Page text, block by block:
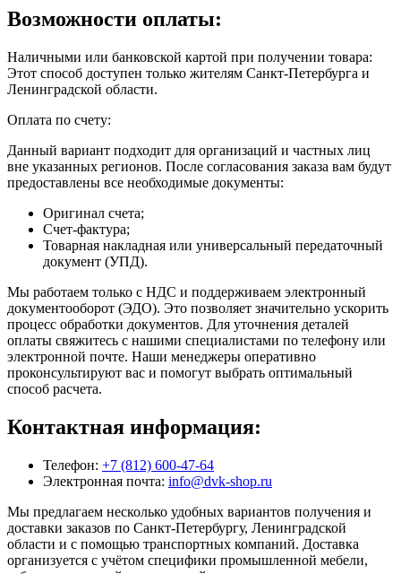
Возможности оплаты:
Наличными или банковской картой при получении товара:
Этот способ доступен только жителям Санкт-Петербурга и
Ленинградской области.
Оплата по счету:
Данный вариант подходит для организаций и частных лиц
вне указанных регионов. После согласования заказа вам будут
предоставлены все необходимые документы:
Оригинал счета;
Счет-фактура;
Товарная накладная или универсальный передаточный
документ (УПД).
Мы работаем только с НДС и поддерживаем электронный
документооборот (ЭДО). Это позволяет значительно ускорить
процесс обработки документов. Для уточнения деталей
оплаты свяжитесь с нашими специалистами по телефону или
электронной почте. Наши менеджеры оперативно
проконсультируют вас и помогут выбрать оптимальный
способ расчета.
Контактная информация:
Телефон: +7 (812) 600-47-64
Электронная почта: info@dvk-shop.ru
Мы предлагаем несколько удобных вариантов получения и
доставки заказов по Санкт-Петербургу, Ленинградской
области и с помощью транспортных компаний. Доставка
организуется с учётом специфики промышленной мебели,